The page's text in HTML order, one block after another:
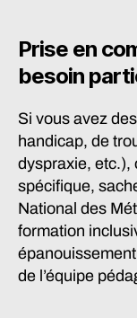
Prise en
besoin
Si vous avez
handicap, de
dyspraxie, etc.),
spécifique,
National des
formation
de l’équipe